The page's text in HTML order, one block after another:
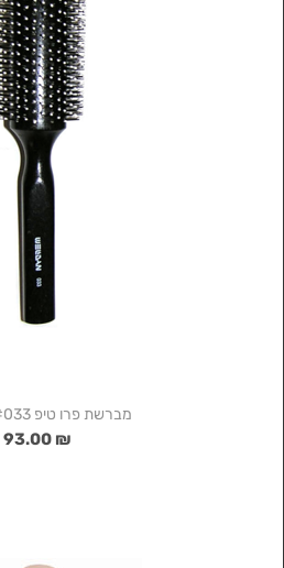
מברשת פרו טיפ #033 56 מ"מ
₪ 93.00